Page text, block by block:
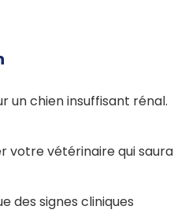
un chien insuffisant rénal.
votre vétérinaire qui saura
des signes cliniques